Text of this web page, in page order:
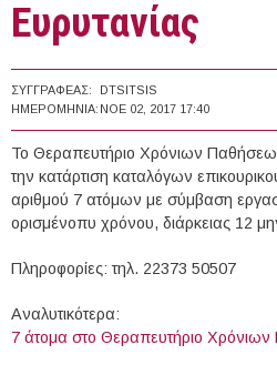
Ευρυτανίας
ΣΥΓΓΡΑΦΈΑΣ:
DTSITSIS
ΗΜΕΡΟΜΗΝΊΑ: ΝΟΕ 02, 2017 17:40
Το Θεραπευτήριο Χρόνιων
την κατάρτιση καταλόγων
αριθμού 7 ατόμων με σύμβαση
ορισμένοπυ χρόνου, διάρκειας 12
Πληροφορίες: τηλ. 22373 50507
Αναλυτικότερα:
7 άτομα στο Θεραπευτήριο